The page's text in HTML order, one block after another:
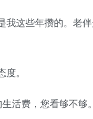
这些年攒的。老
。
活费，您看够不够